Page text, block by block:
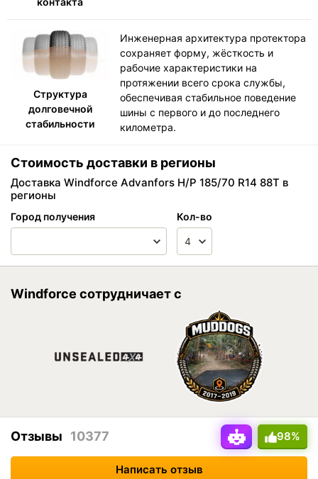
Структура
долговечной
стабильности
Инженерная архитектура протектора
сохраняет форму, жёсткость и
рабочие характеристики на
протяжении всего срока службы,
обеспечивая стабильное поведение
шины с первого и до последнего
километра.
Стоимость доставки в регионы
Доставка Windforce Advanfors H/P 185/70 R14 88T в
регионы
Город получения Кол-во
Windforce сотрудничает с
98%
Отзывы 10377
Написать отзыв